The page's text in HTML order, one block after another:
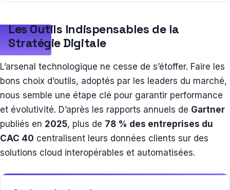
Les Outils Indispensables de la
Stratégie Digitale
L’arsenal technologique ne cesse de s’étoffer. Faire les
bons choix d’outils, adoptés par les leaders du marché,
nous semble une étape clé pour garantir performance
et évolutivité. D’après les rapports annuels de Gartner
publiés en 2025, plus de 78 % des entreprises du
CAC 40 centralisent leurs données clients sur des
solutions cloud interopérables et automatisées.